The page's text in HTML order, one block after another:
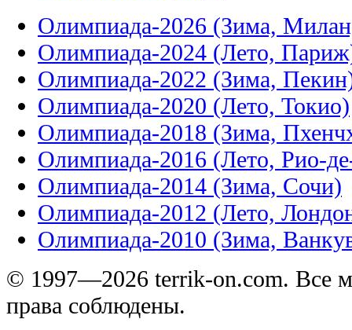
Олимпиада-2026 (Зима,
Олимпиада-2024 (Лето,
Олимпиада-2022 (Зима,
Олимпиада-2020 (Лето, Токио)
Олимпиада-2018 (Зима,
Олимпиада-2016 (Лето, Рио-
Олимпиада-2014 (Зима, Сочи)
Олимпиада-2012 (Лето,
Олимпиада-2010 (Зима,
© 1997—2026 terrik-on.com. Все
права соблюдены.